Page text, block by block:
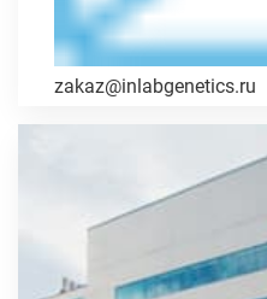
zakaz@inlabgenetics.ru